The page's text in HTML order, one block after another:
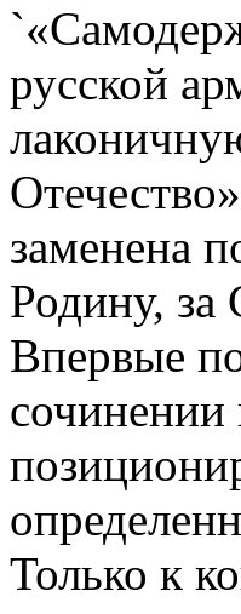
русской
заменена
Родину,
Впервые
сочинении
Только к